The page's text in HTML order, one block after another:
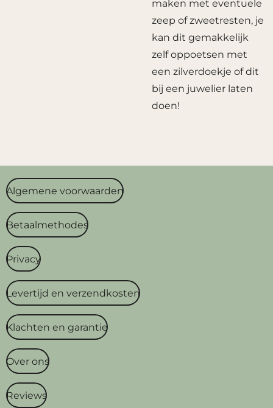
maken met eventuele
zeep of zweetresten, je
kan dit gemakkelijk
zelf oppoetsen met
een zilverdoekje of dit
bij een juwelier laten
doen!
Algemene voorwaarden
Betaalmethodes
Privacy
Levertijd en verzendkosten
Klachten en garantie
Over ons
Reviews